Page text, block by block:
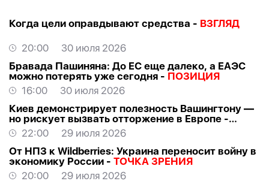
Когда цели оправдывают средства - ВЗГЛЯД
20:00
30 июля 2026
Бравада Пашиняна: До ЕС еще далеко, а ЕАЭС
можно потерять уже сегодня - ПОЗИЦИЯ
16:00
30 июля 2026
Киев демонстрирует полезность Вашингтону —
но рискует вызвать отторжение в Европе -
ВЗГЛЯД
22:00
29 июля 2026
От НПЗ к Wildberries: Украина переносит войну в
экономику России - ТОЧКА ЗРЕНИЯ
20:00
29 июля 2026